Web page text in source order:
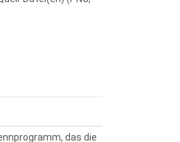
das die